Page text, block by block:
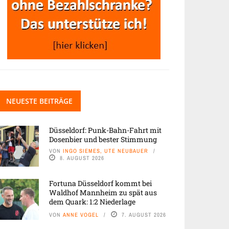
NEUESTE BEITRÄGE
Düsseldorf: Punk-Bahn-Fahrt mit
Dosenbier und bester Stimmung
VON INGO SIEMES, UTE NEUBAUER
8. AUGUST 2026
Fortuna Düsseldorf kommt bei
Waldhof Mannheim zu spät aus
dem Quark: 1:2 Niederlage
VON ANNE VOGEL 7. AUGUST 2026